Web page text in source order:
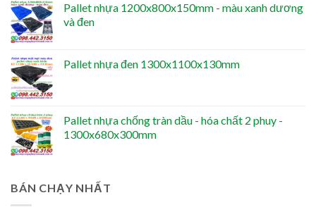
Pallet nhựa 1200x800x150mm - màu xanh dương
và đen
Pallet nhựa đen 1300x1100x130mm
Pallet nhựa chống tràn dầu - hóa chất 2 phuy -
1300x680x300mm
BÁN CHẠY NHẤT